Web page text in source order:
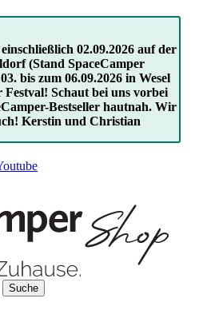
02.09.2026 auf der
(Stand SpaceCamper
bis zum 06.09.2026 in Wesel
Schaut bei uns vorbei
Bestseller hautnah. Wir
Kerstin und Christian
Suche